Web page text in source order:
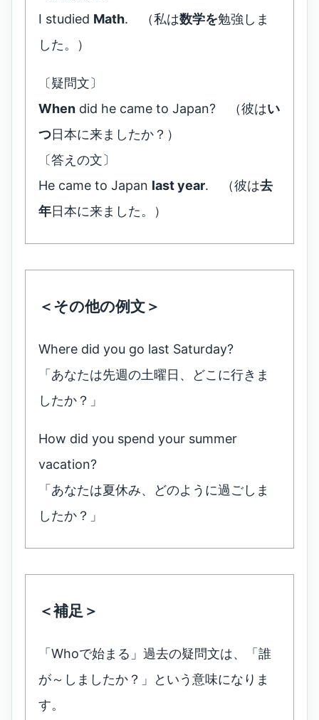
I studied Math. （私は数学を勉強しま
した。）
〔疑問文〕
When did he came to Japan? （彼はい
つ日本に来ましたか？）
〔答えの文〕
He came to Japan last year. （彼は去
年日本に来ました。）
＜その他の例文＞
Where did you go last Saturday?
「あなたは先週の土曜日、どこに行きま
したか？」
How did you spend your summer
vacation?
「あなたは夏休み、どのように過ごしま
したか？」
＜補足＞
「Whoで始まる」過去の疑問文は、「誰
が～しましたか？」という意味になりま
す。